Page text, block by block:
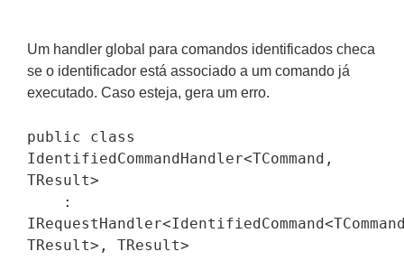
Um handler global para comandos identificados checa
se o identificador está associado a um comando já
executado. Caso esteja, gera um erro.
public class
IdentifiedCommandHandler<TCommand,
TResult>
TResult>, TResult>